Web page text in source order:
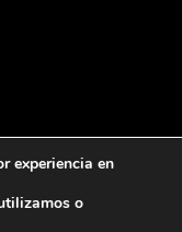
Derechos
experiencia en
o